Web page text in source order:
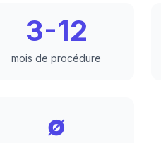
3-12
mois de procédure
∅